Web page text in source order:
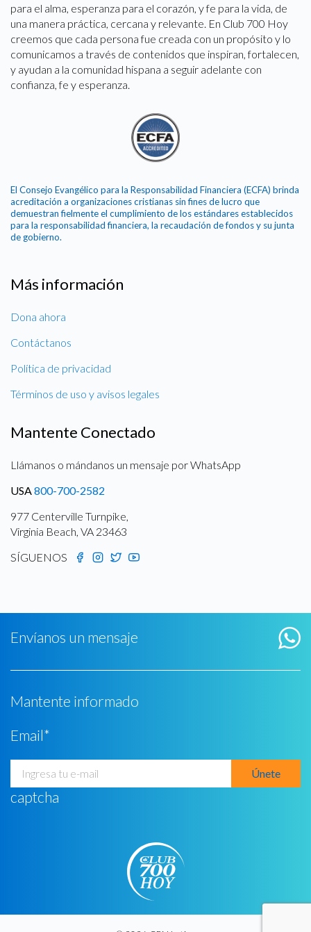
para el alma, esperanza para el corazón, y fe para la vida, de
una manera práctica, cercana y relevante. En Club 700 Hoy
creemos que cada persona fue creada con un propósito y lo
comunicamos a través de contenidos que inspiran, fortalecen,
y ayudan a la comunidad hispana a seguir adelante con
confianza, fe y esperanza.
El Consejo Evangélico para la Responsabilidad Financiera (ECFA) brinda
acreditación a organizaciones cristianas sin fines de lucro que
demuestran fielmente el cumplimiento de los estándares establecidos
para la responsabilidad financiera, la recaudación de fondos y su junta
de gobierno.
Más información
Dona ahora
Contáctanos
Política de privacidad
Términos de uso y avisos legales
Mantente Conectado
Llámanos o mándanos un mensaje por WhatsApp
USA 800-700-2582
977 Centerville Turnpike,
Virginia Beach, VA 23463
SÍGUENOS
Envíanos un mensaje
Mantente informado
Email*
captcha